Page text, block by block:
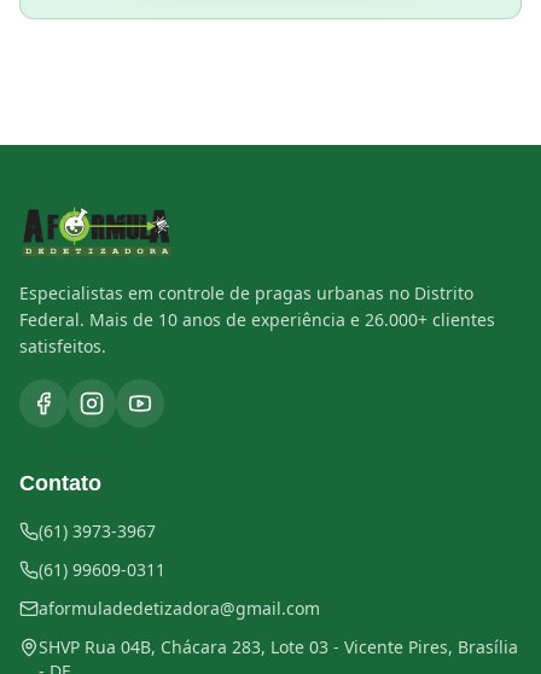
Especialistas em controle de pragas urbanas no Distrito
Federal. Mais de 10 anos de experiência e 26.000+ clientes
satisfeitos.
Contato
(61) 3973-3967
(61) 99609-0311
aformuladedetizadora@gmail.com
SHVP Rua 04B, Chácara 283, Lote 03 - Vicente Pires, Brasília